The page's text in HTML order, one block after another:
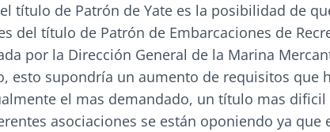
título de Patrón de Yate es la posibilidad de
del título de Patrón de Embarcaciones de
por la Dirección General de la Marina
esto supondría un aumento de requisitos que
el mas demandado, un título mas dificil
asociaciones se están oponiendo ya que